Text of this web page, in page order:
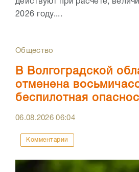
действуют при расчёте,
2026 году....
Общество
В Волгоградской
отменена
беспилотная
06.08.202606:04
Комментарии